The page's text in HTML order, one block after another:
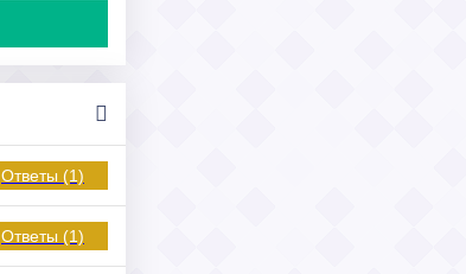
Ответы (1)
Ответы (1)